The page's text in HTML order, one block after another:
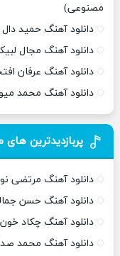
مصنوعی)
دانلود آهنگ حمید دال
دانلود آهنگ مجال
دانلود آهنگ عرفان
دانلود آهنگ محمد
پربازدیدترین های
دانلود آهنگ مرتضی
دانلود آهنگ حسن
دانلود آهنگ چکاد خون
دانلود آهنگ محمد